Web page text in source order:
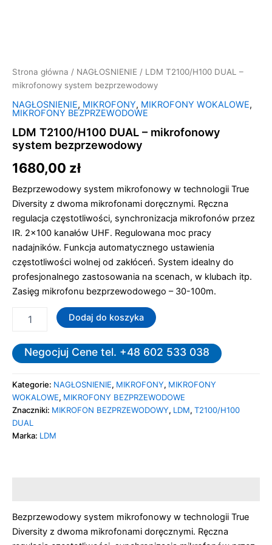
Strona główna / NAGŁOSNIENIE / LDM T2100/H100 DUAL –
mikrofonowy system bezprzewodowy
NAGŁOSNIENIE, MIKROFONY, MIKROFONY WOKALOWE,
MIKROFONY BEZPRZEWODOWE
LDM T2100/H100 DUAL – mikrofonowy
system bezprzewodowy
1680,00 zł
Bezprzewodowy system mikrofonowy w technologii True
Diversity z dwoma mikrofonami doręcznymi. Ręczna
regulacja częstotliwości, synchronizacja mikrofonów przez
IR. 2×100 kanałów UHF. Regulowana moc pracy
nadajników. Funkcja automatycznego ustawienia
częstotliwości wolnej od zakłóceń. System idealny do
profesjonalnego zastosowania na scenach, w klubach itp.
Zasięg mikrofonu bezprzewodowego – 30-100m.
Dodaj do koszyka
Negocjuj Cene tel. +48 602 533 038
Kategorie: NAGŁOSNIENIE, MIKROFONY, MIKROFONY
WOKALOWE, MIKROFONY BEZPRZEWODOWE
Znaczniki: MIKROFON BEZPRZEWODOWY, LDM, T2100/H100
DUAL
Marka: LDM
Bezprzewodowy system mikrofonowy w technologii True
Diversity z dwoma mikrofonami doręcznymi. Ręczna